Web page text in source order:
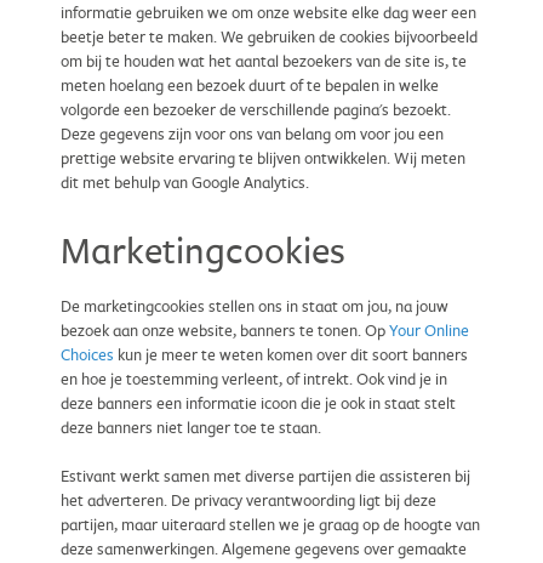
informatie gebruiken we om onze website elke dag weer een
beetje beter te maken. We gebruiken de cookies bijvoorbeeld
om bij te houden wat het aantal bezoekers van de site is, te
meten hoelang een bezoek duurt of te bepalen in welke
volgorde een bezoeker de verschillende pagina's bezoekt.
Deze gegevens zijn voor ons van belang om voor jou een
prettige website ervaring te blijven ontwikkelen. Wij meten
dit met behulp van Google Analytics.
Marketingcookies
De marketingcookies stellen ons in staat om jou, na jouw
bezoek aan onze website, banners te tonen. OpYour Online
Choices kun je meer te weten komen over dit soort banners
en hoe je toestemming verleent, of intrekt. Ook vind je in
deze banners een informatie icoon die je ook in staat stelt
deze banners niet langer toe te staan.
Estivant werkt samen met diverse partijen die assisteren bij
het adverteren. De privacy verantwoording ligt bij deze
partijen, maar uiteraard stellen we je graag op de hoogte van
deze samenwerkingen. Algemene gegevens over gemaakte